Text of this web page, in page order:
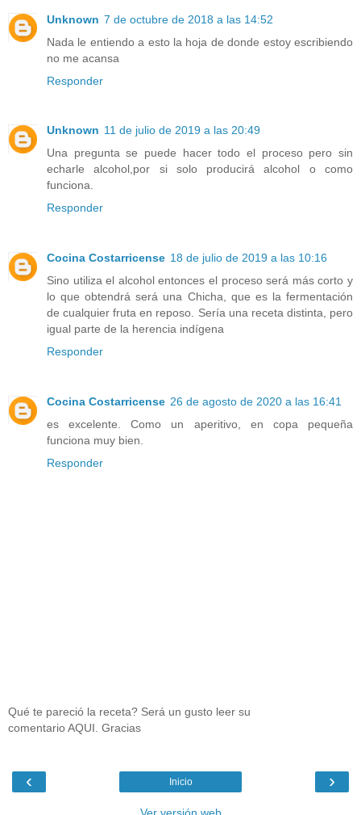
Unknown 7 de octubre de 2018 a las 14:52
Nada le entiendo a esto la hoja de donde estoy escribiendo
no me acansa
Responder
Unknown 11 de julio de 2019 a las 20:49
Una pregunta se puede hacer todo el proceso pero sin
echarle alcohol,por si solo producirá alcohol o como
funciona.
Responder
Cocina Costarricense 18 de julio de 2019 a las 10:16
Sino utiliza el alcohol entonces el proceso será más corto y
lo que obtendrá será una Chicha, que es la fermentación
de cualquier fruta en reposo. Sería una receta distinta, pero
igual parte de la herencia indígena
Responder
Cocina Costarricense 26 de agosto de 2020 a las 16:41
es excelente. Como un aperitivo, en copa pequeña
funciona muy bien.
Responder
Qué te pareció la receta? Será un gusto leer su
comentario AQUI. Gracias
‹ ›
Inicio